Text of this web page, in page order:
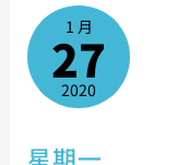
1 月
27
2020
星期一
星
期
一